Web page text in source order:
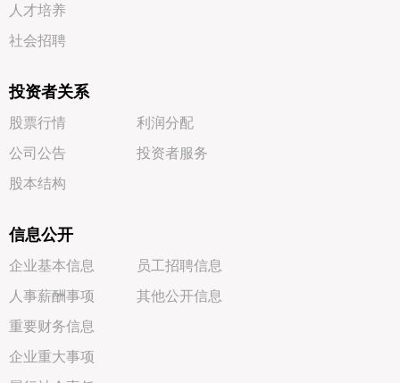
人才培养
社会招聘
投资者关系
股票行情
公司公告
股本结构
利润分配
投资者服务
信息公开
企业基本信息
人事薪酬事项
重要财务信息
企业重大事项
员工招聘信息
其他公开信息